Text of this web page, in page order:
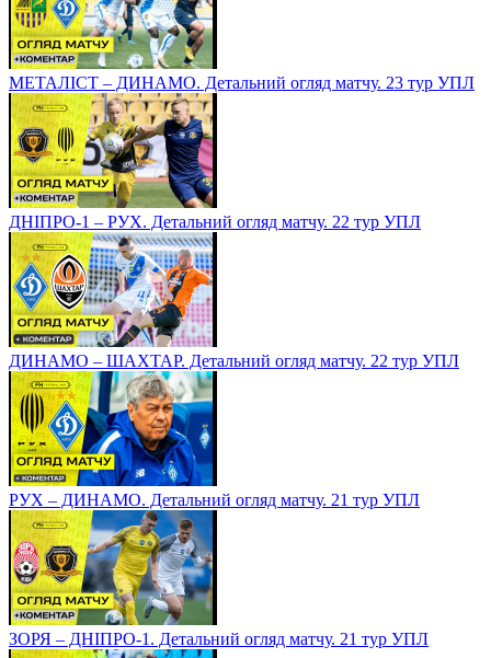
МЕТАЛІСТ – ДИНАМО. Детальний огляд матчу. 23 тур УПЛ
ДНІПРО-1 – РУХ. Детальний огляд матчу. 22 тур УПЛ
ДИНАМО – ШАХТАР. Детальний огляд матчу. 22 тур УПЛ
РУХ – ДИНАМО. Детальний огляд матчу. 21 тур УПЛ
ЗОРЯ – ДНІПРО-1. Детальний огляд матчу. 21 тур УПЛ